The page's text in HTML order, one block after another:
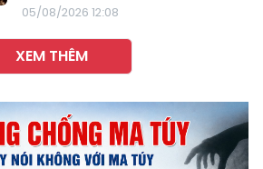
05/08/2026 12:08
XEM THÊM